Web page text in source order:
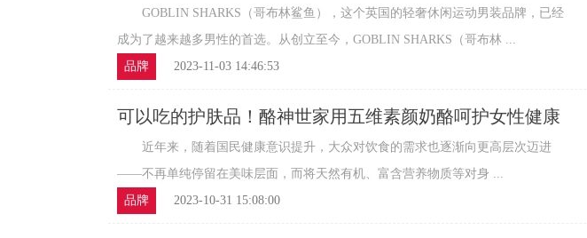
GOBLIN SHARKS（哥布林鲨鱼），这个英国的轻奢休闲运动男装品牌，已经
成为了越来越多男性的首选。从创立至今，GOBLIN SHARKS（哥布林 ...
品牌
2023-11-03 14:46:53
可以吃的护肤品！酪神世家用五维素颜奶酪呵护女性健康
近年来，随着国民健康意识提升，大众对饮食的需求也逐渐向更高层次迈进
——不再单纯停留在美味层面，而将天然有机、富含营养物质等对身 ...
品牌
2023-10-31 15:08:00